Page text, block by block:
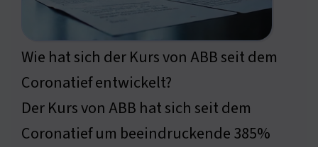
Wie hat sich der Kurs von ABB seit dem
Coronatief entwickelt?
Der Kurs von ABB hat sich seit dem
Coronatief um beeindruckende 385%